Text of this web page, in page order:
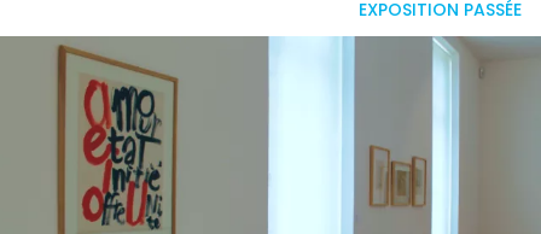
EXPOSITION PASSÉE